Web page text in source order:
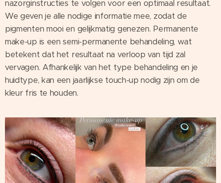
nazorginstructies te volgen voor een optimaal resultaat.
We geven je alle nodige informatie mee, zodat de
pigmenten mooi en gelijkmatig genezen. Permanente
make-up is een semi-permanente behandeling, wat
betekent dat het resultaat na verloop van tijd zal
vervagen. Afhankelijk van het type behandeling en je
huidtype, kan een jaarlijkse touch-up nodig zijn om de
kleur fris te houden.